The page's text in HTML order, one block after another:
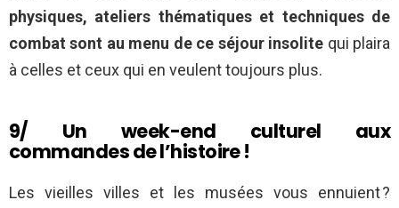
physiques, ateliers thématiques et techniques de
combat sont au menu de ce séjour insolite qui plaira
à celles et ceux qui en veulent toujours plus.
9/ Un week-end culturel aux
commandes de l’histoire !
Les vieilles villes et les musées vous ennuient ?